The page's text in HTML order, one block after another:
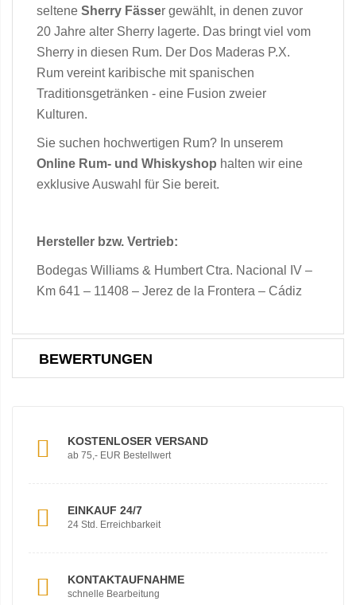
seltene Sherry Fässer gewählt, in denen zuvor
20 Jahre alter Sherry lagerte. Das bringt viel vom
Sherry in diesen Rum. Der Dos Maderas P.X.
Rum vereint karibische mit spanischen
Traditionsgetränken - eine Fusion zweier
Kulturen.
Sie suchen hochwertigen Rum? In unserem
Online Rum- und Whiskyshop halten wir eine
exklusive Auswahl für Sie bereit.
Hersteller bzw. Vertrieb:
Bodegas Williams & Humbert Ctra. Nacional IV –
Km 641 – 11408 – Jerez de la Frontera – Cádiz
BEWERTUNGEN
KOSTENLOSER VERSAND
ab 75,- EUR Bestellwert
EINKAUF 24/7
24 Std. Erreichbarkeit
KONTAKTAUFNAHME
schnelle Bearbeitung